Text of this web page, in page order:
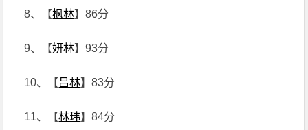
8、【枫林】86分
9、【妍林】93分
10、【吕林】83分
11、【林玮】84分